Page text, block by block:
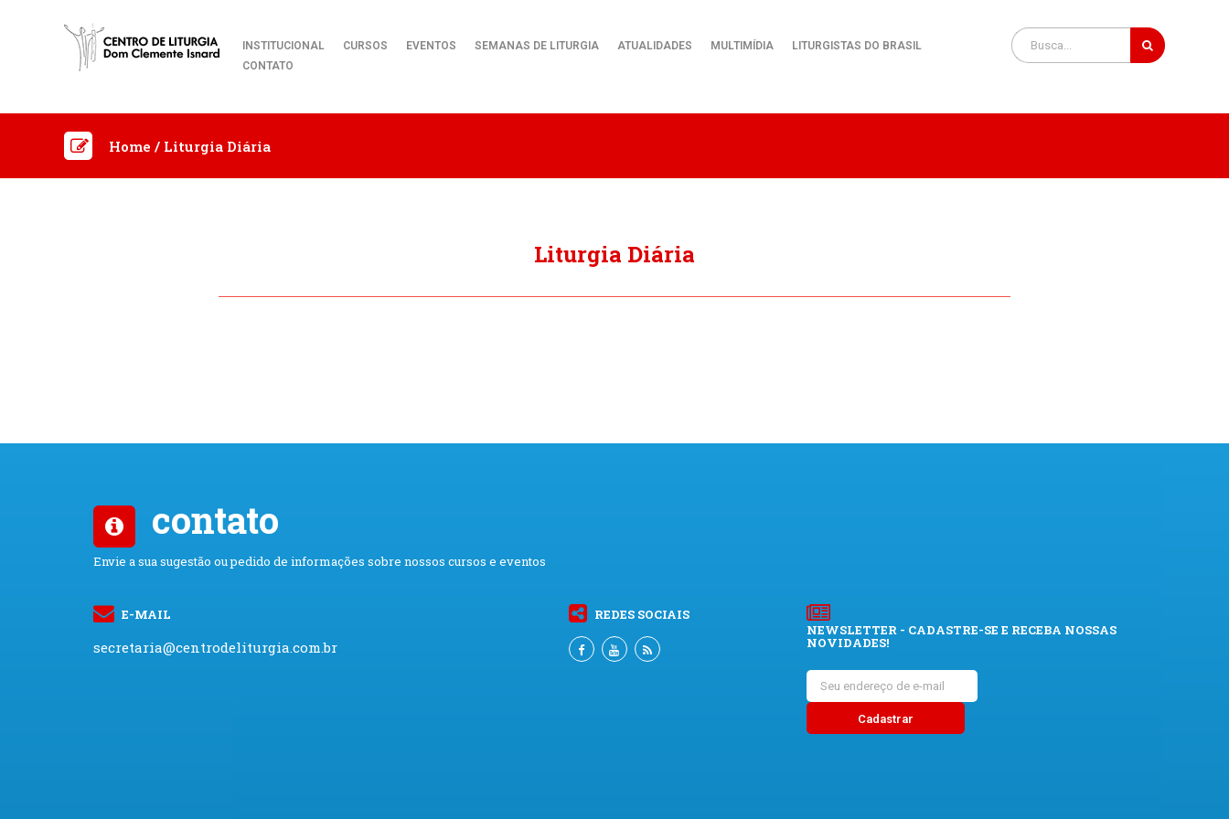
INSTITUCIONAL CURSOS EVENTOS SEMANAS DE LITURGIA ATUALIDADES MULTIMÍDIA
LITURGISTAS DO BRASIL
CONTATO
Home / Liturgia Diária
Liturgia Diária
contato
Envie a sua sugestão ou pedido de informações sobre nossos cursos e eventos
E-MAIL
secretaria@centrodeliturgia.com.br
REDES SOCIAIS
NEWSLETTER - CADASTRE-SE E RECEBA NOSSAS
NOVIDADES!